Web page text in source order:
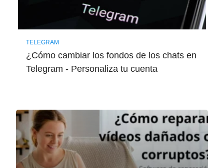
TELEGRAM
¿Cómo cambiar los fondos de los chats en
Telegram - Personaliza tu cuenta